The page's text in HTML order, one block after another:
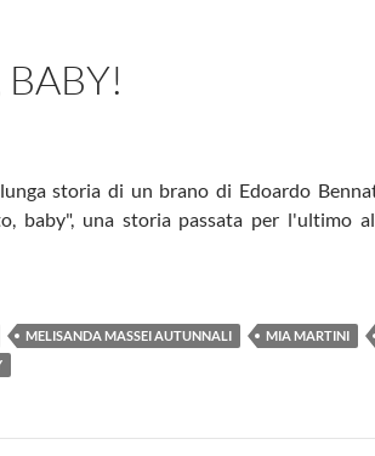
storia di un brano di Edoardo
baby", una storia passata per l'ultimo
MELISANDA MASSEI AUTUNNALI MIA MARTINI